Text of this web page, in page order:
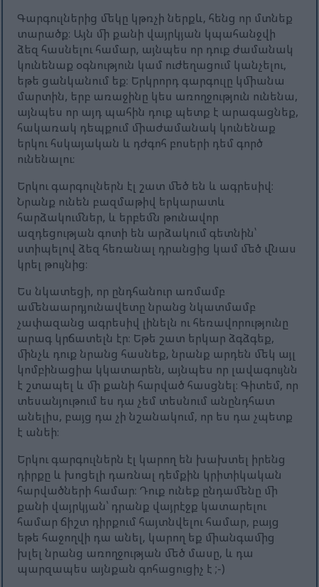
Գարգուլներից մեկը կթռչի ներքև, հենց որ մտնեք
տարածք։ Այն մի քանի վայրկյան կպահանջվի
ձեզ հասնելու համար, այնպես որ դուք ժամանակ
կունենաք օգնություն կամ ուժեղացում կանչելու,
եթե ցանկանում եք։ Երկրորդ գարգուլը կմիանա
մարտին, երբ առաջինը կես առողջություն ունենա,
այնպես որ այդ պահին դուք պետք է արագացնեք,
հակառակ դեպքում միաժամանակ կունենաք
երկու հսկայական և դժգոհ բոսերի դեմ գործ
ունենալու։
Երկու գարգուլներն էլ շատ մեծ են և ագրեսիվ։
Նրանք ունեն բազմաթիվ երկարատև
հարձակումներ, և երբեմն թունավոր
ազդեցության գոտի են արձակում գետնին՝
ստիպելով ձեզ հեռանալ դրանցից կամ մեծ վնաս
կրել թույնից։
Ես նկատեցի, որ ընդհանուր առմամբ
ամենաարդյունավետը նրանց նկատմամբ
չափազանց ագրեսիվ լինելն ու հեռավորությունը
արագ կրճատելն էր։ Եթե շատ երկար ձգձգեք,
մինչև դուք նրանց հասնեք, նրանք արդեն մեկ այլ
կոմբինացիա կկատարեն, այնպես որ լավագույնն
է շտապել և մի քանի հարված հասցնել։ Գիտեմ, որ
տեսանյութում ես դա չեմ տեսնում անընդհատ
անելիս, բայց դա չի նշանակում, որ ես դա չպետք
է անեի։
Երկու գարգուլներն էլ կարող են խախտել իրենց
դիրքը և խոցելի դառնալ դեմքին կրիտիկական
հարվածների համար։ Դուք ունեք ընդամենը մի
քանի վայրկյան՝ դրանք վայրէջք կատարելու
համար ճիշտ դիրքում հայտնվելու համար, բայց
եթե հաջողվի դա անել, կարող եք միանգամից
խլել նրանց առողջության մեծ մասը, և դա
պարզապես այնքան գոհացուցիչ է ;-)